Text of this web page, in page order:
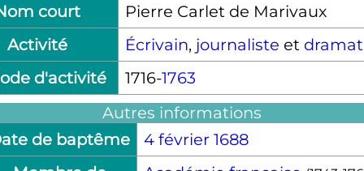
court
Pierre Carlet de Marivaux
Activité
Écrivain, journaliste et
d'activité
1716-1763
Autres informations
de baptême
4 février 1688